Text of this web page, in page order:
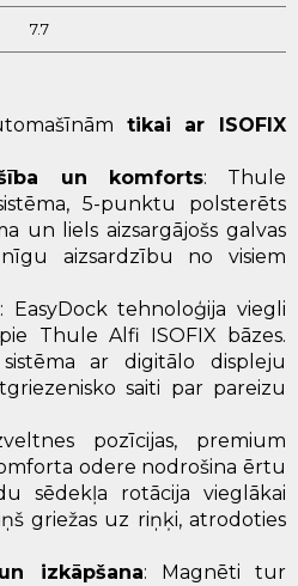
7.7
tikai ar ISOFIX
un komforts: Thule
5-punktu polsterēts
un liels aizsargājošs galvas
aizsardzību no visiem
: EasyDock tehnoloģija viegli
Thule Alfi ISOFIX bāzes.
ar digitālo displeju
saiti par pareizu
pozīcijas, premium
odere nodrošina ērtu
sēdekļa rotācija vieglākai
griežas uz riņķi, atrodoties
izkāpšana: Magnēti tur